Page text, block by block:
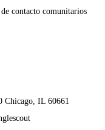
contacto comunitarios
Chicago, IL 60661